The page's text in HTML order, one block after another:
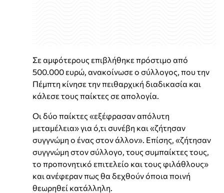
Σε αμφότερους επιβλήθηκε πρόστιμο από
500.000 ευρώ, ανακοίνωσε ο σύλλογος, που την
Πέμπτη κίνησε την πειθαρχική διαδικασία και
κάλεσε τους παίκτες σε απολογία.
Οι δύο παίκτες «εξέφρασαν απόλυτη
μεταμέλεια» για ό,τι συνέβη και «ζήτησαν
συγγνώμη ο ένας στον άλλον». Επίσης, «ζήτησαν
συγγνώμη στον σύλλογο, τους συμπαίκτες τους,
το προπονητικό επιτελείο και τους φιλάθλους»
και ανέφεραν πως θα δεχθούν όποια ποινή
θεωρηθεί κατάλληλη.